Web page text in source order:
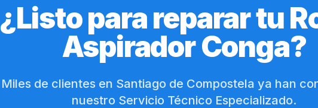
¿Listo para reparar tu
Aspirador Conga?
Miles de clientes en Santiago de Compostela ya han
nuestro Servicio Técnico Especializado.